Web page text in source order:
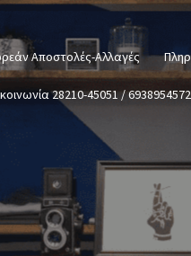
Αποστολές-Αλλαγές
28210-45051 / 6938954572